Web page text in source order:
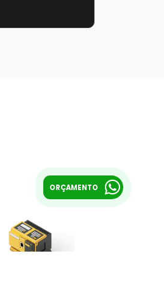
ORÇAMENTO